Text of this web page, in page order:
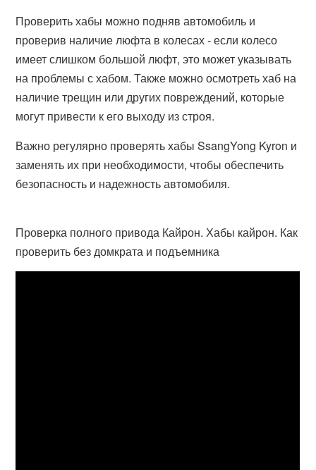
Проверить хабы можно подняв автомобиль и
проверив наличие люфта в колесах - если колесо
имеет слишком большой люфт, это может указывать
на проблемы с хабом. Также можно осмотреть хаб на
наличие трещин или других повреждений, которые
могут привести к его выходу из строя.
Важно регулярно проверять хабы SsangYong Kyron и
заменять их при необходимости, чтобы обеспечить
безопасность и надежность автомобиля.
Проверка полного привода Кайрон. Хабы кайрон. Как
проверить без домкрата и подъемника